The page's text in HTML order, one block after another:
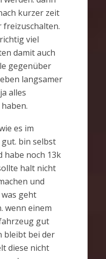
kurzer zeit
freizuschalten.
viel
damit auch
gegenüber
langsamer
alles
es im
bin selbst
habe noch 13k
halt nicht
und
geht
wenn einem
gut
bleibt bei der
diese nicht